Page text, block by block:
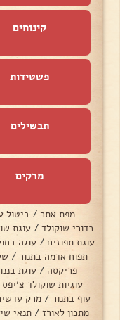
קינוחים
פשטידות
תבשילים
מרקים
מפת אתר / ביטול
כדורי שוקולד / עוגת
עוגת תפוזים / עוגה
תפוח אדמה בתנור /
פריקסה / עוגת
עוגיות שוקולד צ׳יפס
עוף בתנור / מרק
מתכון לאורז / תנאי